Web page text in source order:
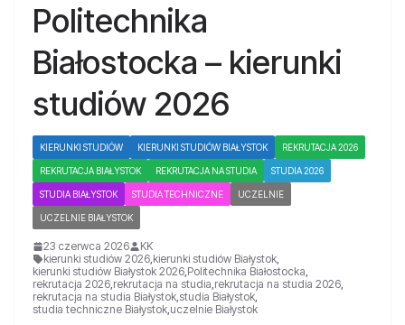
Politechnika
Białostocka – kierunki
studiów 2026
KIERUNKI STUDIÓW KIERUNKI STUDIÓW BIAŁYSTOK REKRUTACJA 2026
REKRUTACJA BIAŁYSTOK REKRUTACJA NA STUDIA STUDIA 2026
STUDIA BIAŁYSTOK STUDIA TECHNICZNE UCZELNIE
UCZELNIE BIAŁYSTOK
23 czerwca 2026
KK
kierunki studiów 2026,kierunki studiów Białystok,
kierunki studiów Białystok 2026,Politechnika Białostocka,
rekrutacja 2026,rekrutacja na studia,rekrutacja na studia 2026,
rekrutacja na studia Białystok,studia Białystok,
studia techniczne Białystok,uczelnie Białystok